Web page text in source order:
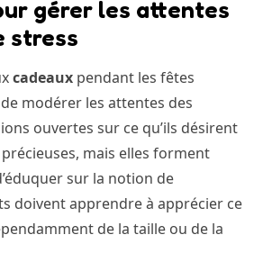
gérer les attentes
stress
cadeaux pendant les fêtes
modérer les attentes des
ouvertes sur ce qu’ils désirent
mais elles forment
sur la notion de
doivent apprendre à apprécier ce
de la taille ou de la